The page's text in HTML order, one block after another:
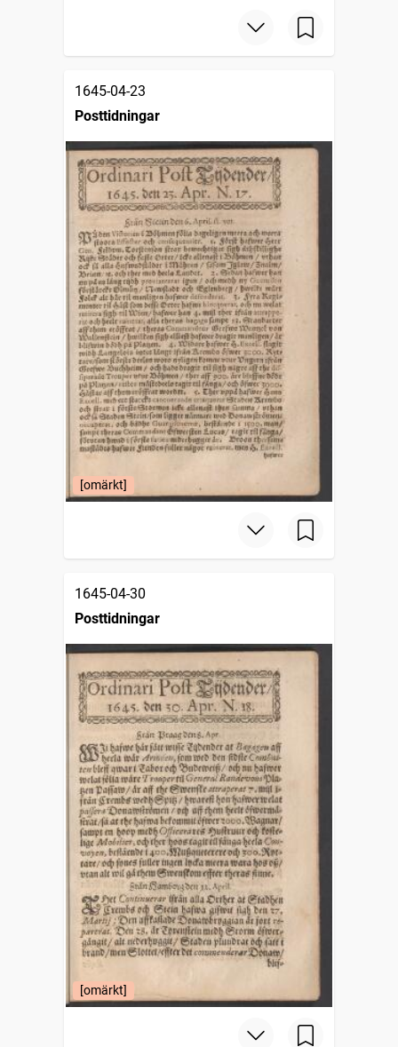
1645-04-23
Posttidningar
[omärkt]
1645-04-30
Posttidningar
[omärkt]